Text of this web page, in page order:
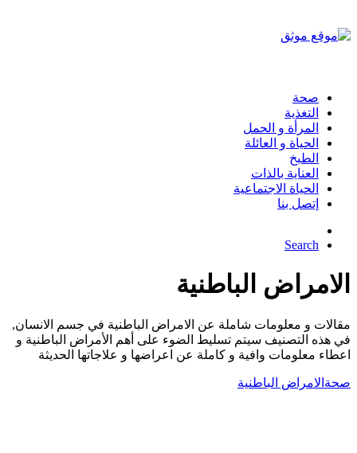
صحة
التغذية
المرأة و الحمل
الحياة و العائلة
الطبخ
العناية بالذات
الحياة الاجتماعية
إتصل بنا
Search
الامراض الباطنية
مقالات و معلومات شاملة عن الامراض الباطنية في جسم الانسان,
في هذه التصنيف سيتم تسليط الضوء على أهم الأمراض الباطنية و
اعطاء معلومات وافية و كاملة عن اعراضها و علاجاتها الحديثة
صحة الامراض الباطنية